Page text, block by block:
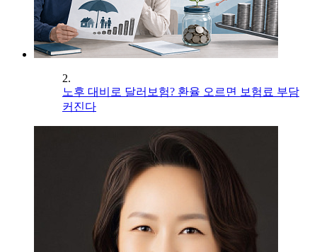
2.
노후 대비로 달러보험? 환율 오르면 보험료 부담
커진다